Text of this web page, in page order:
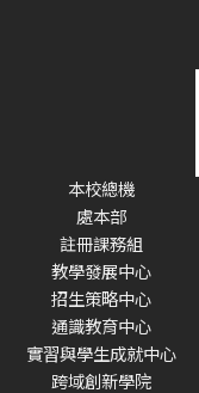
本校總機
處本部
註冊課務組
教學發展中心
招生策略中心
通識教育中心
實習與學生成就中心
跨域創新學院